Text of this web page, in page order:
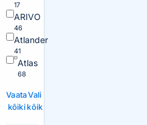
17
ARIVO
46
Atlander
41
Atlas
68
Vaata
kõiki
Vali
kõik